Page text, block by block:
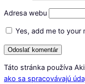
Adresa webu
Yes, add me to your
Táto stránka používa
ako sa spracovávajú